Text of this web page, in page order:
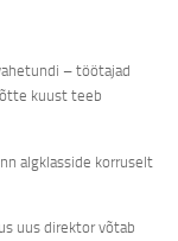
– töötajad
kuust teeb
algklasside korruselt
uus direktor võtab